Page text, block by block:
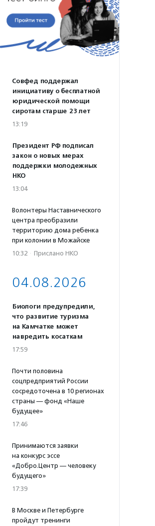
Совфед поддержал
инициативу о бесплатной
юридической помощи
сиротам старше 23 лет
13:19
Президент РФ подписал
закон о новых мерах
поддержки молодежных
НКО
13:04
Волонтеры Наставнического
центра преобразили
территорию дома ребенка
при колонии в Можайске
10:32 · Прислано НКО
04.08.2026
Биологи предупредили,
что развитие туризма
на Камчатке может
навредить косаткам
17:59
Почти половина
соцпредприятий России
сосредоточена в 10 регионах
страны — фонд «Наше
будущее»
17:46
Принимаются заявки
на конкурс эссе
«Добро.Центр — человеку
будущего»
17:39
В Москве и Петербурге
пройдут тренинги